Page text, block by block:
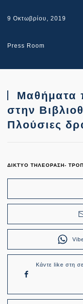
9 Οκτωβρίου, 2019
Press Room
Μαθήματα
στην
Πλούσιες
ΔΙΚΤΥΟ ΤΗΛΕΟΡΑΣΗ-
Κάντε like στη